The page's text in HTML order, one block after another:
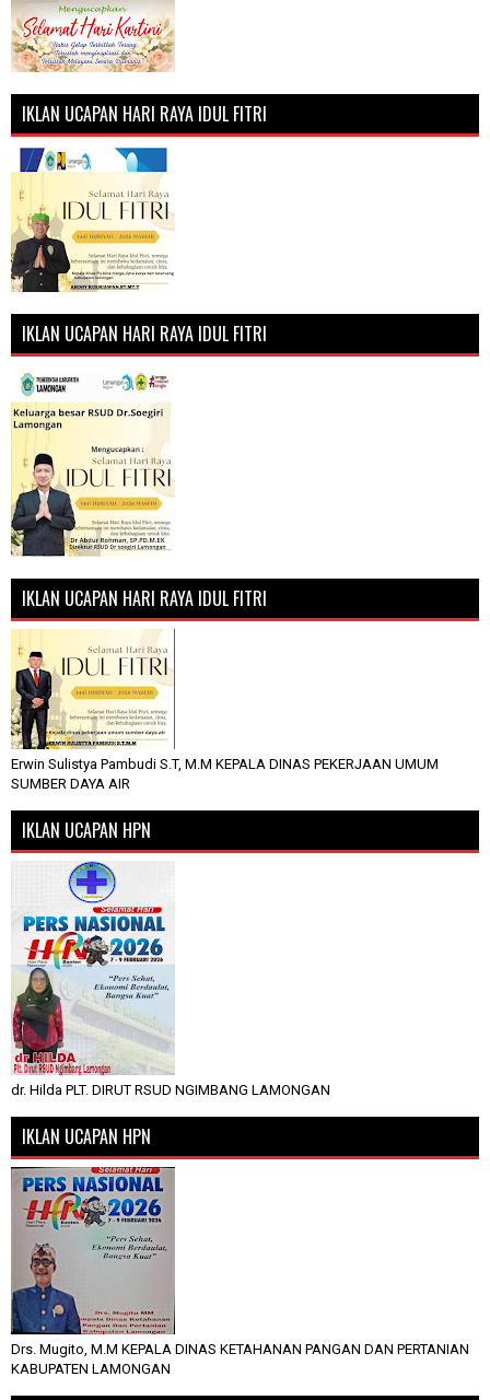
IKLAN UCAPAN HARI RAYA IDUL FITRI
IKLAN UCAPAN HARI RAYA IDUL FITRI
IKLAN UCAPAN HARI RAYA IDUL FITRI
Erwin Sulistya Pambudi S.T, M.M KEPALA DINAS PEKERJAAN UMUM
SUMBER DAYA AIR
IKLAN UCAPAN HPN
dr. Hilda PLT. DIRUT RSUD NGIMBANG LAMONGAN
IKLAN UCAPAN HPN
Drs. Mugito, M.M KEPALA DINAS KETAHANAN PANGAN DAN PERTANIAN
KABUPATEN LAMONGAN